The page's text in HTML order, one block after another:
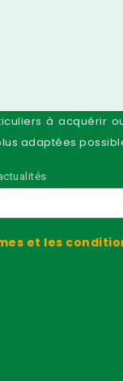
à acquérir
adaptées
et les